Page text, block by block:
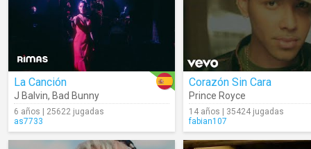
La Canción
J Balvin, Bad Bunny
6 años | 25622 jugadas
as7733
Corazón Sin Cara
Prince Royce
14 años | 35424 jugadas
fabian107